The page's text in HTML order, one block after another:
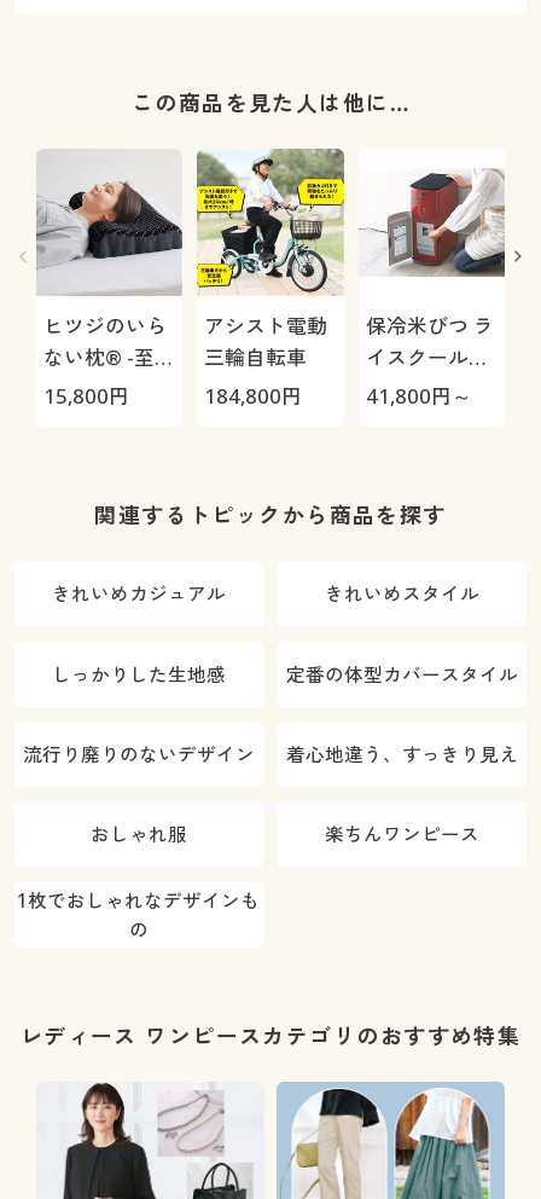
この商品を見た人は他に…
ヒツジのいら
ない枕® -至
極-
15,800円
アシスト電動
三輪自転車
184,800円
保冷米びつ ラ
イスクール
HRC-
41,800円～
関連するトピックから商品を探す
きれいめカジュアル きれいめスタイル
しっかりした生地感 定番の体型カバースタイル
流行り廃りのないデザイン 着心地違う、すっきり見え
おしゃれ服 楽ちんワンピース
1枚でおしゃれなデザインも
の
レディース ワンピースカテゴリのおすすめ特集